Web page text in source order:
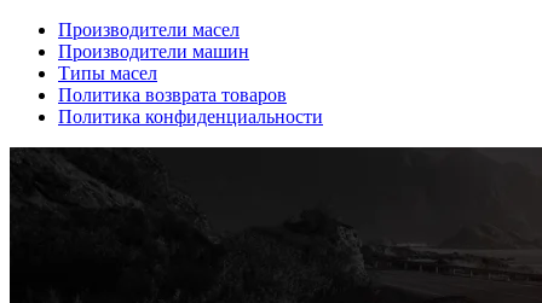
Производители масел
Производители машин
Типы масел
Политика возврата товаров
Политика конфиденциальности